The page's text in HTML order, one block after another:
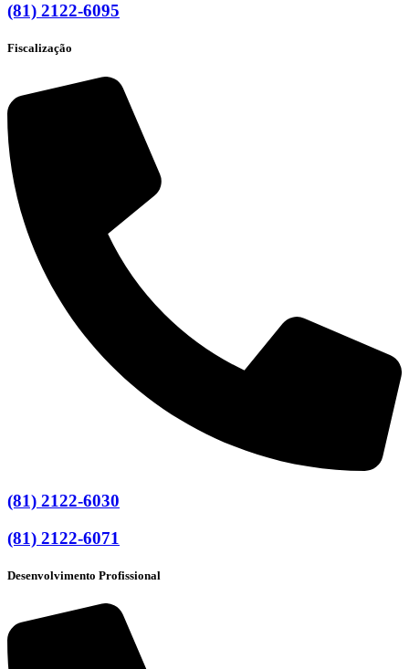
(81) 2122-6095
Fiscalização
(81) 2122-6030
(81) 2122-6071
Desenvolvimento Profissional